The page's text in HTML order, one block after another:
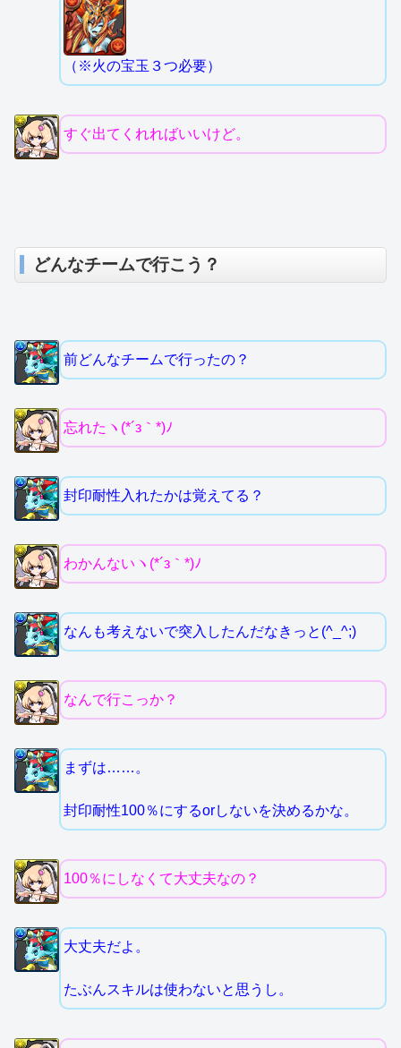
（※火の宝玉３つ必要）
すぐ出てくれればいいけど。
どんなチームで行こう？
前どんなチームで行ったの？
忘れたヽ(*´з｀*)ﾉ
封印耐性入れたかは覚えてる？
わかんないヽ(*´з｀*)ﾉ
なんも考えないで突入したんだなきっと(^_^;)
なんで行こっか？
まずは……。
封印耐性100％にするorしないを決めるかな。
100％にしなくて大丈夫なの？
大丈夫だよ。
たぶんスキルは使わないと思うし。